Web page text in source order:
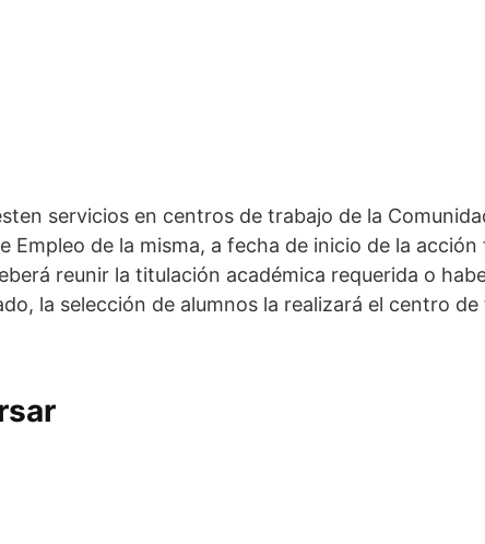
servicios en centros de trabajo de la
Empleo de la misma, a fecha de inicio de la
reunir la titulación académica requerida o
la selección de alumnos la realizará el centro